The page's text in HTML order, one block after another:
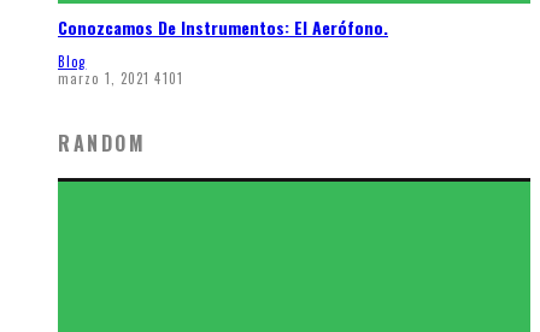
Conozcamos De Instrumentos: El Aerófono.
Blog
marzo 1, 2021 4101
RANDOM